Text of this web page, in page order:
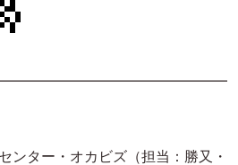
ンター・オカビズ（担当：勝又・